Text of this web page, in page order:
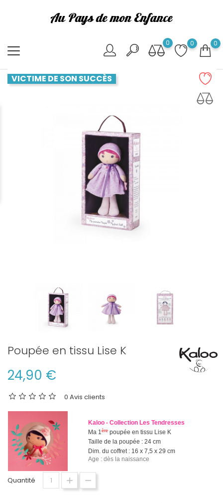
0
0
0
VICTIME DE SON SUCCÈS
Poupée en tissu Lise K
24,90 €
0 Avis clients
Kaloo - Collection Les Tendresses
Ma 1ère poupée en tissu Lise K
Taille de la poupée : 24 cm
Dim. du coffret : 16 x 7,5 x 29 cm
Age : dès la naissance
Quantité